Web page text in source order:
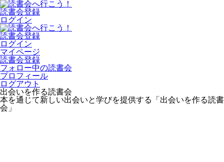
読書会登録
ログイン
読書会登録
ログイン
マイページ
読書会登録
フォロー中の読書会
プロフィール
ログアウト
出会いを作る読書会
本を通じて新しい出会いと学びを提供する「出会いを作る読書
会」